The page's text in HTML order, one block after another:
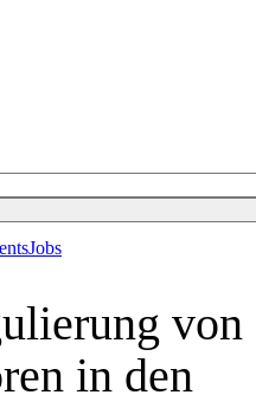
Jobs
von
in den